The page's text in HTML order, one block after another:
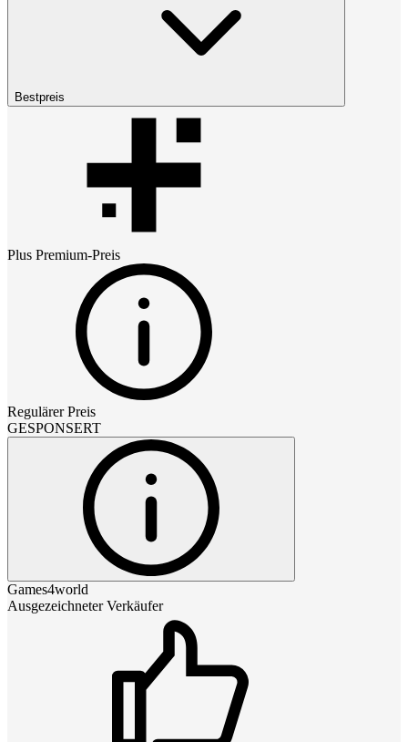
Bestpreis
Plus Premium-Preis
Regulärer Preis
GESPONSERT
Games4world
Ausgezeichneter Verkäufer